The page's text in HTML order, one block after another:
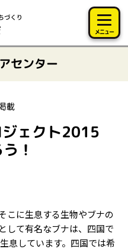
メニュー
センター
載
ジェクト2015
！
こに生息する生物やブナの
して有名なブナは、四国で
息しています。四国では希